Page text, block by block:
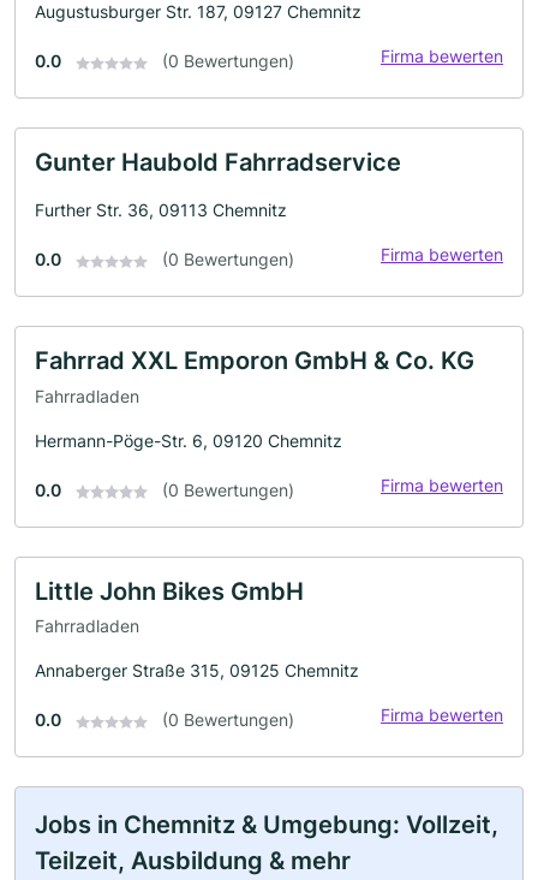
Augustusburger Str. 187, 09127 Chemnitz
0.0 (0 Bewertungen) Firma bewerten
Gunter Haubold Fahrradservice
Further Str. 36, 09113 Chemnitz
0.0 (0 Bewertungen) Firma bewerten
Fahrrad XXL Emporon GmbH & Co. KG
Fahrradladen
Hermann-Pöge-Str. 6, 09120 Chemnitz
0.0 (0 Bewertungen) Firma bewerten
Little John Bikes GmbH
Fahrradladen
Annaberger Straße 315, 09125 Chemnitz
0.0 (0 Bewertungen) Firma bewerten
Jobs in Chemnitz & Umgebung: Vollzeit,
Teilzeit, Ausbildung & mehr